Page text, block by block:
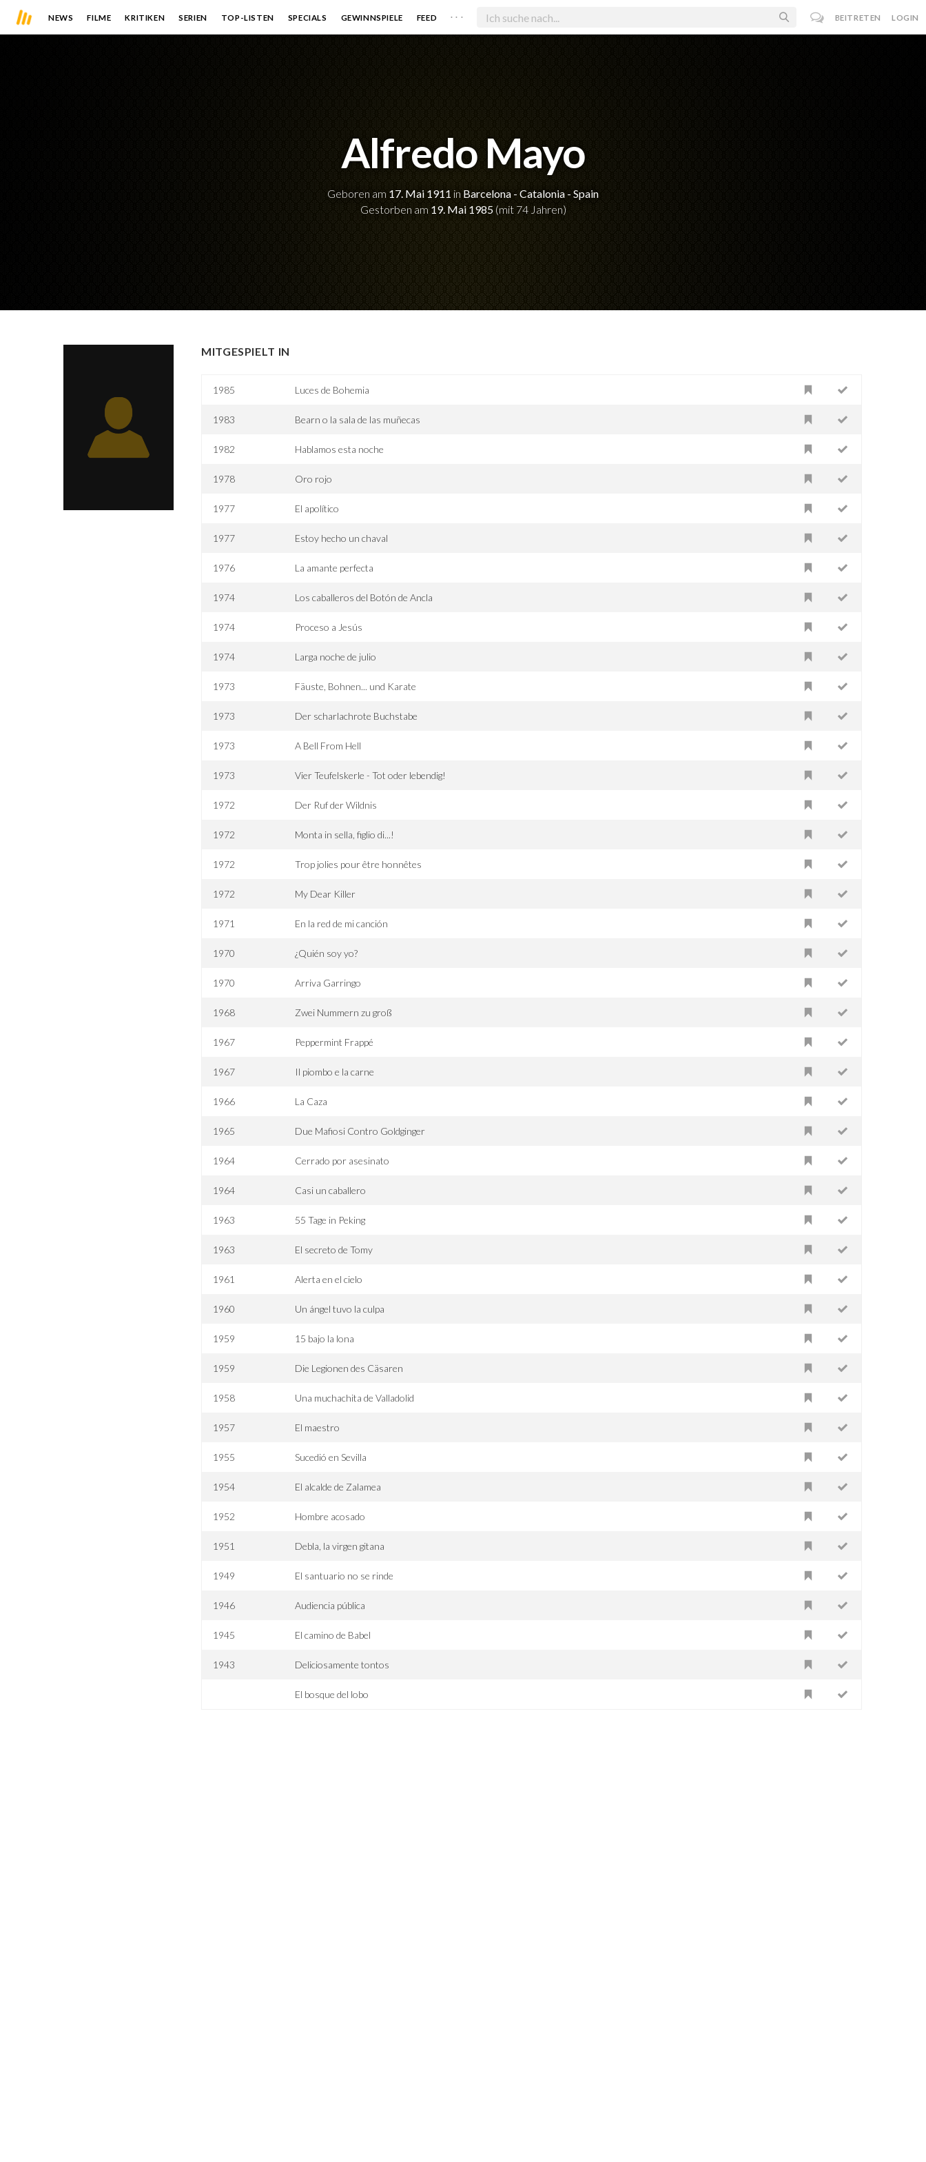
NEWS FILME KRITIKEN SERIEN TOP-LISTEN SPECIALS GEWINNSPIELE FEED . . . BEITRETEN LOGIN
Alfredo Mayo
Geboren am 17. Mai 1911 in Barcelona - Catalonia - Spain
Gestorben am 19. Mai 1985(mit 74 Jahren)
MITGESPIELT IN
1985 Luces de Bohemia
1983 Bearn o la sala de las muñecas
1982 Hablamos esta noche
1978 Oro rojo
1977 El apolítico
1977 Estoy hecho un chaval
1976 La amante perfecta
1974 Los caballeros del Botón de Ancla
1974 Proceso a Jesús
1974 Larga noche de julio
1973 Fäuste, Bohnen... und Karate
1973 Der scharlachrote Buchstabe
1973 A Bell From Hell
1973 Vier Teufelskerle - Tot oder lebendig!
1972 Der Ruf der Wildnis
1972 Monta in sella, figlio di...!
1972 Trop jolies pour être honnêtes
1972 My Dear Killer
1971 En la red de mi canción
1970 ¿Quién soy yo?
1970 Arriva Garringo
1968 Zwei Nummern zu groß
1967 Peppermint Frappé
1967 Il piombo e la carne
1966 La Caza
1965 Due Mafiosi Contro Goldginger
1964 Cerrado por asesinato
1964 Casi un caballero
1963 55 Tage in Peking
1963 El secreto de Tomy
1961 Alerta en el cielo
1960 Un ángel tuvo la culpa
1959 15 bajo la lona
1959 Die Legionen des Cäsaren
1958 Una muchachita de Valladolid
1957 El maestro
1955 Sucedió en Sevilla
1954 El alcalde de Zalamea
1952 Hombre acosado
1951 Debla, la virgen gitana
1949 El santuario no se rinde
1946 Audiencia pública
1945 El camino de Babel
1943 Deliciosamente tontos
El bosque del lobo